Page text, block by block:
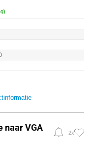
naar VGA
2x